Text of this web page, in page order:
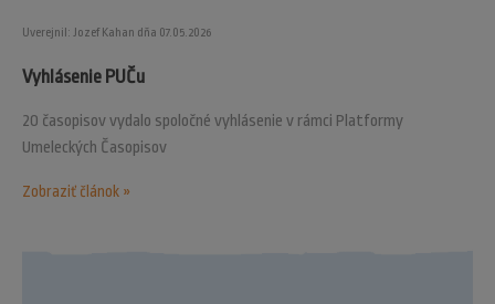
Uverejnil: Jozef Kahan dňa 07.05.2026
Vyhlásenie PUČu
20 časopisov vydalo spoločné vyhlásenie v rámci Platformy
Umeleckých Časopisov
Zobraziť článok »